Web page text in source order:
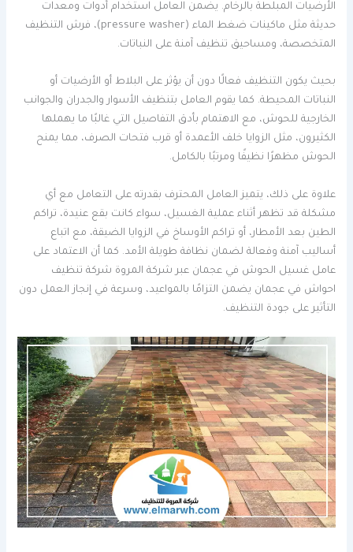
الأرضيات المبلطة بالرخام. يضمن العامل استخدام أدوات ومعدات
حديثة مثل ماكينات ضغط الماء (pressure washer)، فرش التنظيف
المتخصصة، ومساحيق تنظيف آمنة على النباتات.
بحيث يكون التنظيف فعالًا دون أن يؤثر على البلاط أو الأرضيات أو
النباتات المحيطة. كما يقوم العامل بتنظيف الأسوار والجدران والجوانب
الخارجية للحوش، مع الاهتمام بأدق التفاصيل التي غالبًا ما يهملها
الكثيرون، مثل الزوايا خلف الأعمدة أو قرب فتحات الصرف، مما يمنح
الحوش مظهرًا نظيفًا ومرتبًا بالكامل.
علاوة على ذلك، يتميز العامل المحترف بقدرته على التعامل مع أي
مشكلة قد تظهر أثناء عملية الغسيل، سواء كانت بقع عنيدة، تراكم
الطين بعد الأمطار، أو تراكم الأوساخ في الزوايا الضيقة، مع اتباع
أساليب آمنة وفعالة لضمان نظافة طويلة الأمد. كما أن الاعتماد على
عامل غسيل الحوش في عجمان عبر شركة المروة شركة تنظيف
احواش في عجمان يضمن التزامًا بالمواعيد، وسرعة في إنجاز العمل دون
التأثير على جودة التنظيف.